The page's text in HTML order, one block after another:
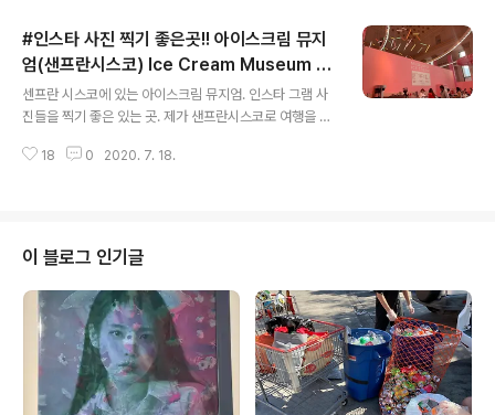
#인스타 사진 찍기 좋은곳!! 아이스크림 뮤지
엄(샌프란시스코) Ice Cream Museum (S
an Francisco)
센프란 시스코에 있는 아이스크림 뮤지엄. 인스타 그램 사
진들을 찍기 좋은 있는 곳. 제가 샌프란시스코로 여행을 갔
가봤습니다. Ice Cream Museum in San Francisco i
달합니다. Inside the Ice Cream Museum. It was ve
ry pinky and the colors felt very sweet. 아이스크
림 뮤지엄 입장료- 모든 티켓 가격-$38; 2살 이하는 공짜
시..
18 0 2020. 7. 18.
이 블로그 인기글